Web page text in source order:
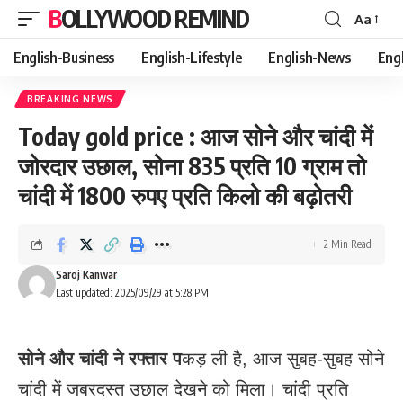
BOLLYWOOD REMIND
Font
Resizer
Aa
English-Business English-Lifestyle English-News
BREAKING NEWS
Today gold price : आज सोने और चांदी में
जोरदार उछाल, सोना 835 प्रति 10 ग्राम तो
चांदी में 1800 रुपए प्रति किलो की बढ़ोतरी
Last updated: 2025/09/29 at 5:28 PM
Saroj Kanwar
2 Min Read
सोने और चांदी ने रफ्तार पकड़ ली है, आज सुबह-सुबह सोने
चांदी में जबरदस्त उछाल देखने को मिला। चांदी प्रति